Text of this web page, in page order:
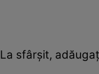
La sfârşit,